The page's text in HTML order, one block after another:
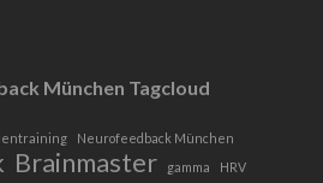
München Tagcloud
Neurofeedback München
Brainmaster gamma
HRV